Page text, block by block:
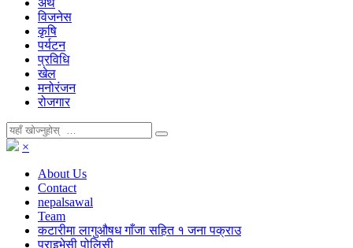
अर्थ
विजनेस
कृषि
पर्यटन
प्रविधि
खेल
मनोरंजन
रोजगार
×
About Us
Contact
nepalsawal
Team
कटारीमा लागुऔषध गाँजा सहित १ जना पक्राउ
प्राइभेसी पोलिसी